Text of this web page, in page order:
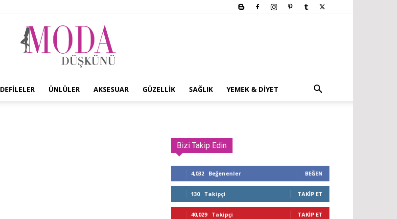
DEFILELER ÜNLÜLER AKSESUAR GÜZELLIK SAĞLIK YEMEK & DIYET
Bizi Takip Edin
4,032 Beğenenler BEĞEN
130 Takipçi TAKIP ET
40,029 Takipçi TAKIP ET